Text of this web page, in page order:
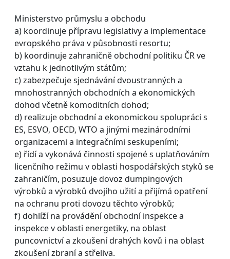
Ministerstvo průmyslu a obchodu
a) koordinuje přípravu legislativy a implementace
evropského práva v působnosti resortu;
b) koordinuje zahraničně obchodní politiku ČR ve
vztahu k jednotlivým státům;
c) zabezpečuje sjednávání dvoustranných a
mnohostranných obchodních a ekonomických
dohod včetně komoditních dohod;
d) realizuje obchodní a ekonomickou spolupráci s
ES, ESVO, OECD, WTO a jinými mezinárodními
organizacemi a integračními seskupeními;
e) řídí a vykonává činnosti spojené s uplatňováním
licenčního režimu v oblasti hospodářských styků se
zahraničím, posuzuje dovoz dumpingových
výrobků a výrobků dvojího užití a přijímá opatření
na ochranu proti dovozu těchto výrobků;
f) dohlíží na provádění obchodní inspekce a
inspekce v oblasti energetiky, na oblast
puncovnictví a zkoušení drahých kovů i na oblast
zkoušení zbraní a střeliva.